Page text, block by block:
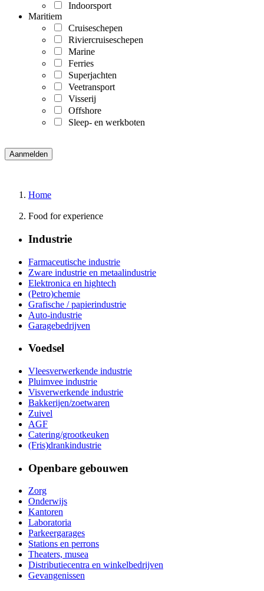
Indoorsport
Maritiem
Cruiseschepen
Riviercruiseschepen
Marine
Ferries
Superjachten
Veetransport
Visserij
Offshore
Sleep- en werkboten
Home
Food for experience
Industrie
Farmaceutische industrie
Zware industrie en metaalindustrie
Elektronica en hightech
(Petro)chemie
Grafische / papierindustrie
Auto-industrie
Garagebedrijven
Voedsel
Vleesverwerkende industrie
Pluimvee industrie
Visverwerkende industrie
Bakkerijen/zoetwaren
Zuivel
AGF
Catering/grootkeuken
(Fris)drankindustrie
Openbare gebouwen
Zorg
Onderwijs
Kantoren
Laboratoria
Parkeergarages
Stations en perrons
Theaters, musea
Distributiecentra en winkelbedrijven
Gevangenissen